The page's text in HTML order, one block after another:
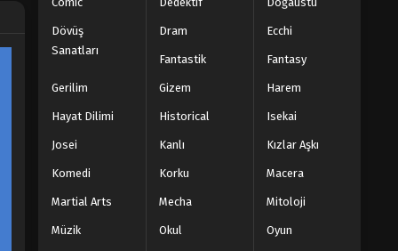
Dövüş
Sanatları
Dram Ecchi
Fantastik Fantasy
Gerilim Gizem Harem
Hayat Dilimi Historical Isekai
Josei Kanlı Kızlar Aşkı
Komedi Korku Macera
Martial Arts Mecha Mitoloji
Müzik Okul Oyun